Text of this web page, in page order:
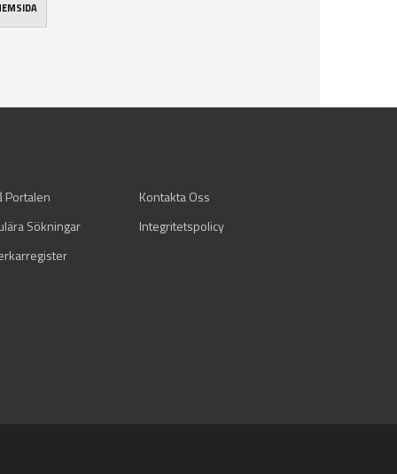
Portalen
Kontakta Oss
Sökningar
Integritetspolicy